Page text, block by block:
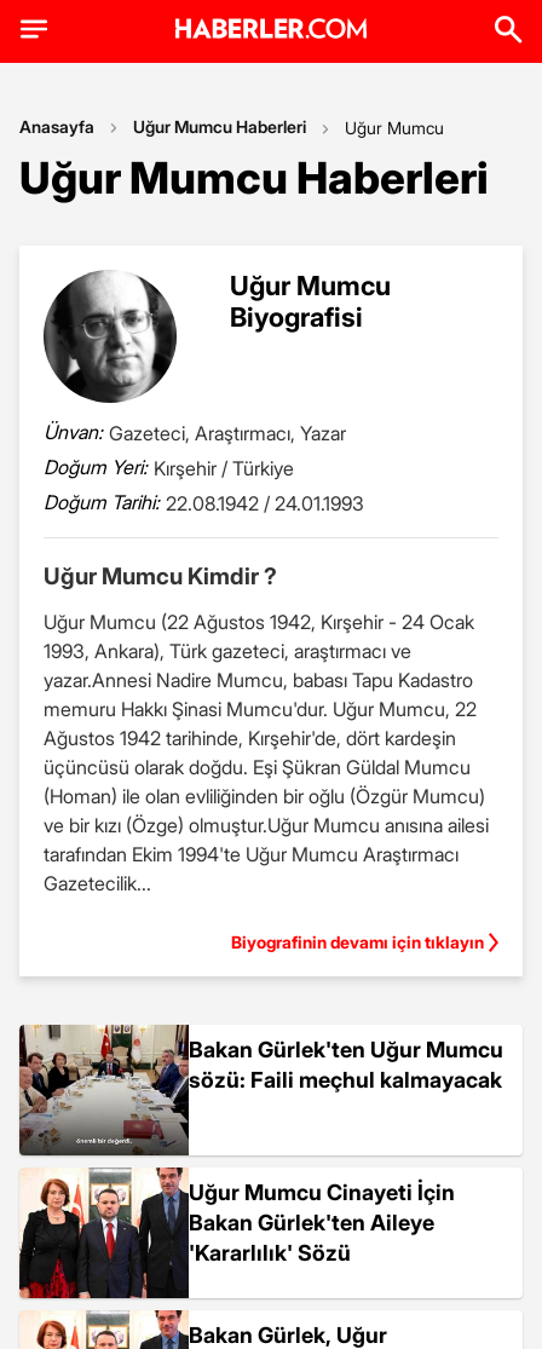
Anasayfa Uğur Mumcu Haberleri Uğur Mumcu
Uğur Mumcu Haberleri
Uğur Mumcu
Biyografisi
Ünvan: Gazeteci, Araştırmacı, Yazar
Doğum Yeri: Kırşehir / Türkiye
Doğum Tarihi: 22.08.1942 / 24.01.1993
Uğur Mumcu Kimdir ?
Uğur Mumcu (22 Ağustos 1942, Kırşehir - 24 Ocak
1993, Ankara), Türk gazeteci, araştırmacı ve
yazar.Annesi Nadire Mumcu, babası Tapu Kadastro
memuru Hakkı Şinasi Mumcu'dur. Uğur Mumcu, 22
Ağustos 1942 tarihinde, Kırşehir'de, dört kardeşin
üçüncüsü olarak doğdu. Eşi Şükran Güldal Mumcu
(Homan) ile olan evliliğinden bir oğlu (Özgür Mumcu)
ve bir kızı (Özge) olmuştur.Uğur Mumcu anısına ailesi
tarafından Ekim 1994'te Uğur Mumcu Araştırmacı
Gazetecilik...
Biyografinin devamı için tıklayın
Bakan Gürlek'ten Uğur Mumcu
sözü: Faili meçhul kalmayacak
Uğur Mumcu Cinayeti İçin
Bakan Gürlek'ten Aileye
'Kararlılık' Sözü
Bakan Gürlek, Uğur